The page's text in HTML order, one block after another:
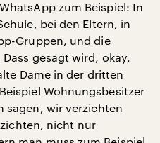
zum Beispiel: In
bei den Eltern, in
Gruppen, und die
gesagt wird, okay,
Dame in der dritten
Wohnungsbesitzer
sagen, wir verzichten
nicht nur